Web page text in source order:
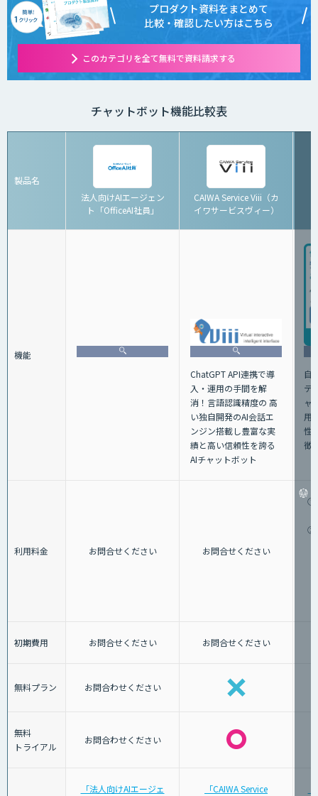
プロダクト資料をまとめて
比較・確認したい方はこちら
このカテゴリを全て無料で資料請求する
チャットボット機能比較表
製品名
法人向けAIエージェン
ト「OfficeAI社員」
CAIWA Service Viii（カ
イワサービスヴィー）
機能
ChatGPT API連携で導
⼊・運⽤の⼿間を解
消！⾔語認識精度の ⾼
い独⾃開発のAI会話エ
ンジン搭載し豊富な実
績と⾼い信頼性を誇る
AIチャットボット
自
テ
ャ
用
性
徴
利用料金 お問合せください お問合せください
①
②
初期費用 お問合せください お問合せください
無料プラン お問合わせください
無料
トライアル
お問合わせください
「法人向けAIエージェ 「CAIWA Service